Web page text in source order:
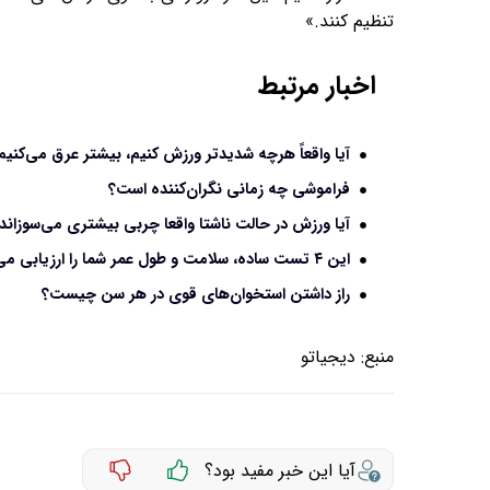
تنظیم کنند.»
اخبار مرتبط
آیا واقعاً هرچه شدیدتر ورزش کنیم، بیشتر عرق
فراموشی چه زمانی نگران‌کننده است؟
آیا ورزش در حالت ناشتا واقعا چربی بیشتری
این ۴ تست ساده، سلامت و طول عمر شما را ارزیابی می‌کند
راز داشتن استخوان‌های قوی در هر سن چیست؟
منبع: دیجیاتو
آیا این خبر مفید بود؟